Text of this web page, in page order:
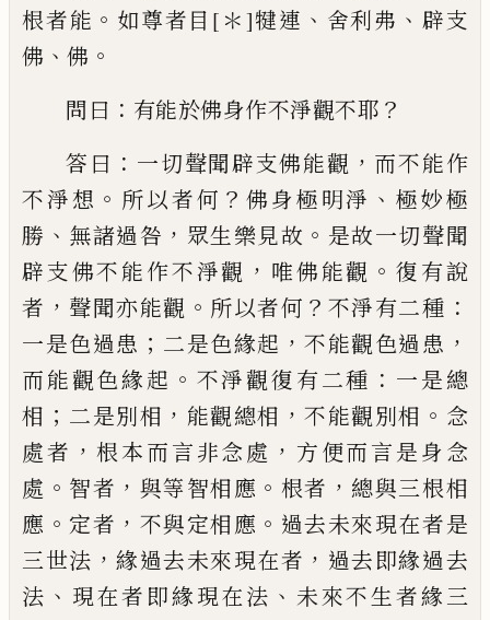
根者能 。 如尊者目 [＊]犍連 、 舍利弗 、 辟支
佛 、 佛 。
問曰 ： 有能於佛身作不淨觀不耶 ？
答曰 ： 一切聲聞辟支佛能觀 ， 而不能作
不淨想 。 所以者何 ？佛身極明淨 、 極妙極
勝 、 無諸過咎 ， 眾生樂見故 。 是故一切聲聞
辟支佛不能作不淨觀 ， 唯佛能觀 。 復有說
者 ， 聲聞亦能觀 。 所以者何 ？ 不淨有二種 ：
一是色過患 ； 二是色緣起 ，不能觀色過患 ，
而能觀色緣起 。 不淨觀復有二種 ： 一是總
相 ； 二是別相 ， 能觀總相 ，不能觀別相 。 念
處者 ，根本而言非念處 ， 方便而言是身念
處 。 智者 ， 與等智相應 。 根者 ， 總與三根相
應 。 定者 ， 不與定相應 。 過去未來現在者是
三世法 ， 緣過去未來現在者 ， 過去即緣過去
法 、 現在者即緣現在法 、 未來不生者緣三